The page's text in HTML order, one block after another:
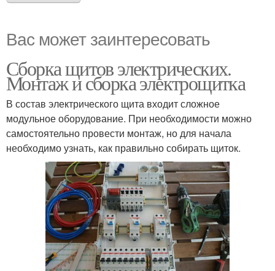
Вас может заинтересовать
Сборка щитов электрических.
Монтаж и сборка электрощитка
В состав электрического щита входит сложное
модульное оборудование. При необходимости можно
самостоятельно провести монтаж, но для начала
необходимо узнать, как правильно собирать щиток.